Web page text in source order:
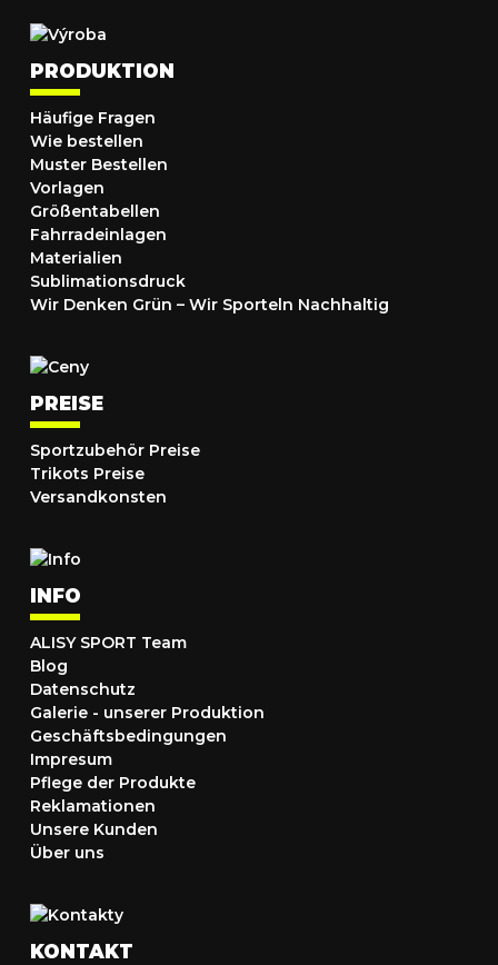
PRODUKTION
Häufige Fragen
Wie bestellen
Muster Bestellen
Vorlagen
Größentabellen
Fahrradeinlagen
Materialien
Sublimationsdruck
Wir Denken Grün – Wir Sporteln Nachhaltig
PREISE
Sportzubehör Preise
Trikots Preise
Versandkonsten
INFO
ALISY SPORT Team
Blog
Datenschutz
Galerie - unserer Produktion
Geschäftsbedingungen
Impresum
Pflege der Produkte
Reklamationen
Unsere Kunden
Über uns
KONTAKT